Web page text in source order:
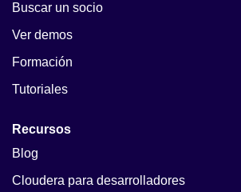
Buscar un socio
Ver demos
Formación
Tutoriales
Recursos
Blog
Cloudera para desarrolladores